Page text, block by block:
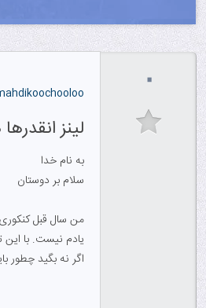
۰
لینز
به نام خدا
سلام بر دوستان
یادم نیست. با این
اگر نه بگید چطور باید